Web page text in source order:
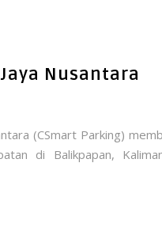
Nusantara
(CSmart Parking)
di Balikpapan,